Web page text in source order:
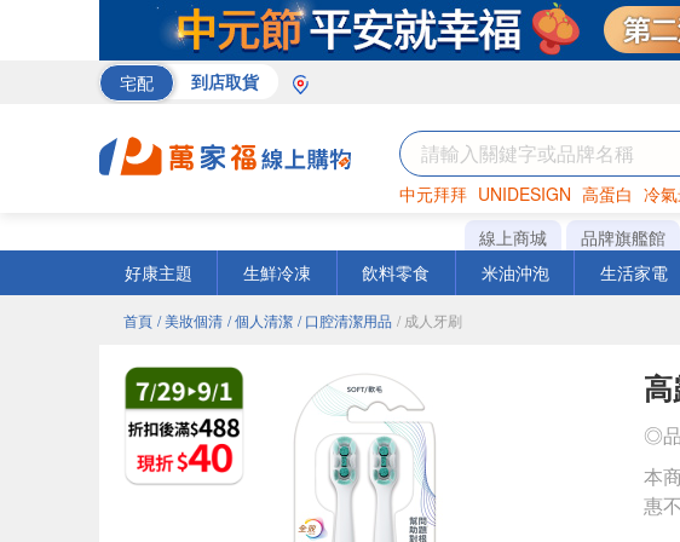
宅配 到店取貨
中元拜拜 UNIDESIGN 高蛋白 冷
罐頭 咖啡 海苔
線上商城 品牌旗艦館
好康主題
生鮮冷凍 飲料零食 米油沖泡 生活家電
首頁 / 美妝個清 / 個人清潔 / 口腔清潔用品 / 成人牙刷
◎品
本
惠